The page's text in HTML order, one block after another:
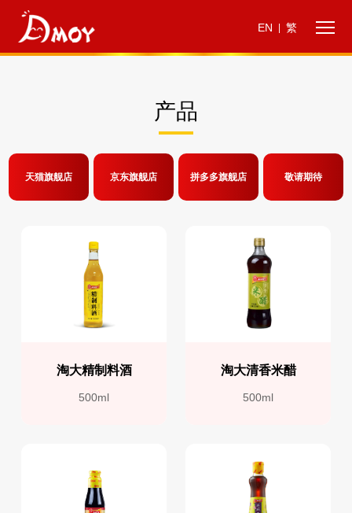
EN 繁
产品
天猫旗舰店 京东旗舰店 拼多多旗舰店 敬请期待
淘大精制料酒
500ml
淘大清香米醋
500ml